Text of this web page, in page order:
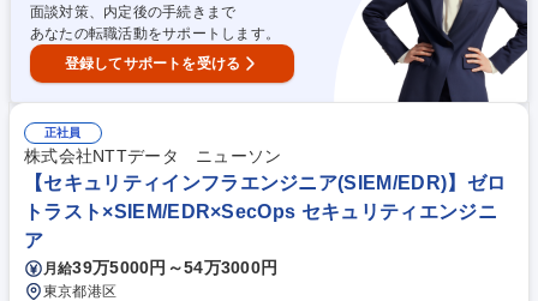
面談対策、内定後の手続きまで
あなたの転職活動をサポートします。
登録してサポートを受ける
正社員
株式会社NTTデータ ニューソン
【セキュリティインフラエンジニア(SIEM/EDR)】ゼロ
トラスト×SIEM/EDR×SecOps セキュリティエンジニ
ア
月給39万5000円～54万3000円
東京都港区